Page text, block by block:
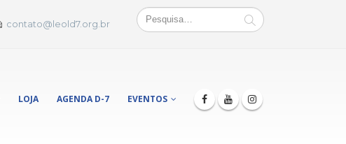
contato@leold7.org.br
LOJA AGENDA D-7 EVENTOS